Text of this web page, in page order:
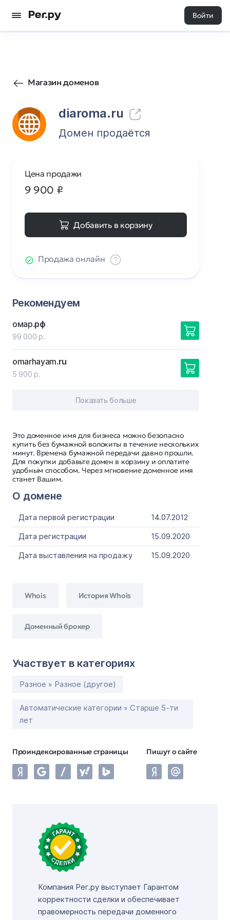
Войти
Магазин доменов
diaroma.ru
156 0
Домен продаётся
Это доменное имя для бизнеса можно безопасно
купить без бумажной волокиты в течение нескольких
минут. Времена бумажной передачи давно прошли.
Для покупки добавьте домен в корзину и оплатите
удобным способом. Через мгновение доменное имя
станет Вашим.
О домене
Дата первой регистрации
14.07.2012
Дата регистрации
15.09.2020
Дата выставления на продажу
15.09.2020
Whois История Whois
Доменный брокер
Участвует в категориях
Разное » Разное (другое)
Автоматические категории » Старше 5-ти
лет
Проиндексированные страницы Пишут о сайте
Цена продажи
9 900 ₽
Добавить в корзину
Продажа онлайн
Рекомендуем
омар.рф
99 000 р.
omarhayam.ru
5 900 р.
Показать больше
Компания Рег.ру выступает Гарантом
корректности сделки и обеспечивает
правомерность передачи доменного